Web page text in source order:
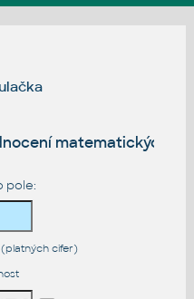
matematických
pole:
cifer)